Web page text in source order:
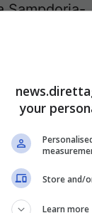
Sampdoria-
il live:
2017
your
Store and/
Learn more